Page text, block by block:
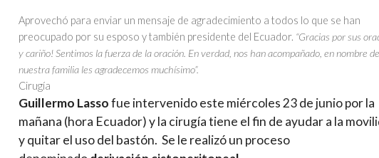
Aprovechó para enviar un mensaje de agradecimiento a todos lo que se han
preocupado por su esposo y también presidente del Ecuador. “Gracias por sus
y cariño! Sentimos la fuerza de la oración. En verdad, nos han acompañado, en nombre
nuestra familia les agradecemos muchísimo”.
Cirugía
Guillermo Lassofue intervenido este miércoles 23 de junio por la
mañana (hora Ecuador) y la cirugía tiene el fin de ayudar a la
y quitar el uso del bastón. Se le realizó un proceso